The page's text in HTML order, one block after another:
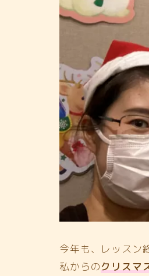
今年も、レッスン
私からのクリスマ